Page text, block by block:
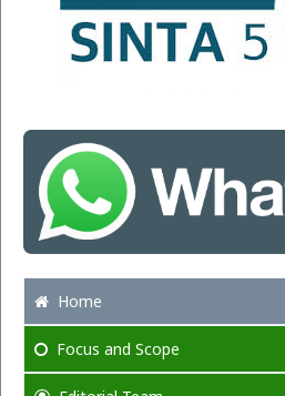
Home
Focus and Scope